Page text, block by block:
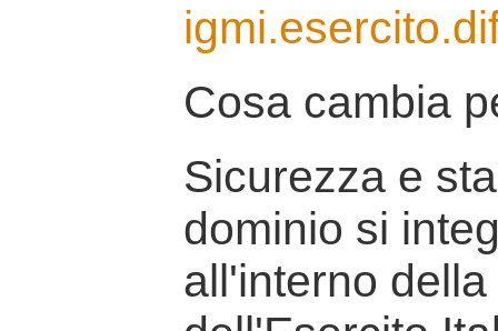
Cosa cambia
Sicurezza e
dominio si
all'interno